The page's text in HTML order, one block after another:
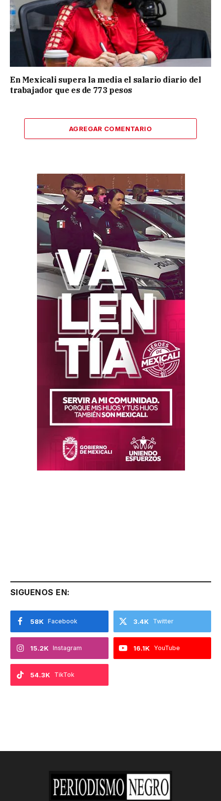
En Mexicali supera la media el salario diario del
trabajador que es de 773 pesos
AGREGAR COMENTARIO
SIGUENOS EN:
Facebook
58K Twitter
3.4K
Instagram
15.2K YouTube
16.1K
TikTok
54.3K